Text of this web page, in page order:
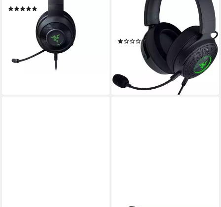
ab 46,09 €
lieferbar - in 2-3 Werktagen bei dir
kabelgebunden
ohrumschließend, schwenkbar
Gewicht
199,77 €
mtl. in 12 Raten
lieferbar - in 2-3 Werktagen bei dir